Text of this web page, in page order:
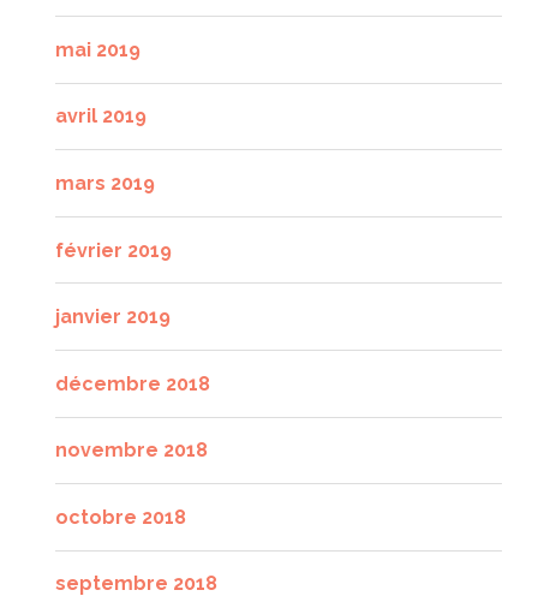
mai 2019
avril 2019
mars 2019
février 2019
janvier 2019
décembre 2018
novembre 2018
octobre 2018
septembre 2018